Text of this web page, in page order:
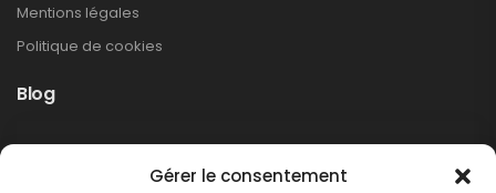
Gérer le consentement
Mentions légales
Politique de cookies
Blog